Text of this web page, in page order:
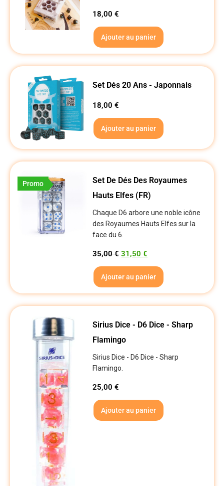
18,00€
Ajouter au panier
Set Dés 20 Ans - Japonnais
18,00€
Ajouter au panier
Promo
Set De Dés Des Royaumes
Hauts Elfes (FR)
Chaque D6 arbore une noble icône
des Royaumes Hauts Elfes sur la
face du 6.
35,00€ 31,50€
Ajouter au panier
Sirius Dice - D6 Dice - Sharp
Flamingo
Sirius Dice - D6 Dice - Sharp
Flamingo.
25,00€
Ajouter au panier